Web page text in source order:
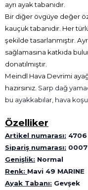
ayrı ayak tabanıdır.
Bir diğer övgüye değer
kauçuk tabanıdır. Her
şekilde tasarlanmıştır.
sağlamasına katkıda
donatılmıştır.
Meindl Hava Devrimi
hazırsınız. Sarp dağ
bu ayakkabılar, hava
Özelliker
Artikel numarası:
Sipariş numarası:
Genişlik: Normal
Renk: Mavi 49 MARINE
Ayak Tabanı: Gevşek